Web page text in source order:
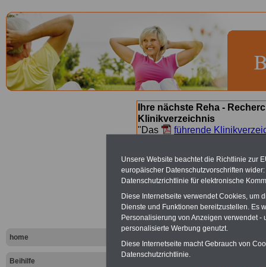
home
Beihilfe
Ihre nächste Reha -
Klinikverzeichnis
"Das
führende
suchen. Beamtinnen und
Angebote nach
Bad Kösen
In Bad Kösen
Unsere Website beachtet die Richtlinie zur
europäischer Datenschutzvorschriften
Datenschutzrichtlinie für elektronische
Diese Internetseite verwendet Cookies, um
Dienste und Funktionen bereitzustellen. Es
Personalisierung von Anzeigen verwendet
personalisierte Werbung genutzt.
Diese Internetseite macht Gebrauch von
Datenschutzrichtlinie.